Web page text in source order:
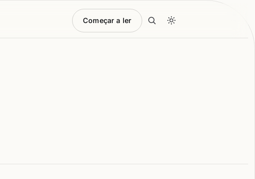
Começar a ler